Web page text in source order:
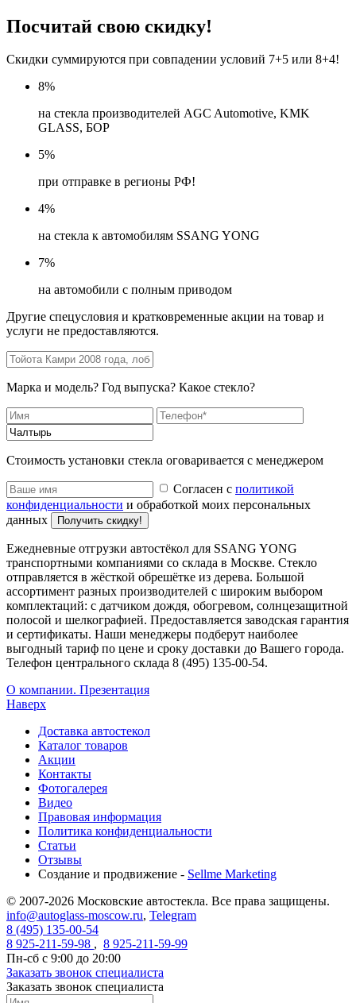
Посчитай свою скидку!
Скидки суммируются при совпадении условий 7+5 или 8+4!
8%
на стекла производителей AGC Automotive, KMK
GLASS, БОР
5%
при отправке в регионы РФ!
4%
на стекла к автомобилям SSANG YONG
7%
на автомобили с полным приводом
Другие спецусловия и кратковременные акции на товар и
услуги не предоставляются.
Марка и модель? Год выпуска? Какое стекло?
Стоимость установки стекла оговаривается с менеджером
Согласен с политикой
конфиденциальности и обработкой моих персональных
данных
Получить скидку!
Ежедневные отгрузки автостёкол для SSANG YONG
транспортными компаниями со склада в Москве. Стекло
отправляется в жёсткой обрешётке из дерева. Большой
ассортимент разных производителей с широким выбором
комплектаций: с датчиком дождя, обогревом, солнцезащитной
полосой и шелкографией. Предоставляется заводская гарантия
и сертификаты. Наши менеджеры подберут наиболее
выгодный тариф по цене и сроку доставки до Вашего города.
Телефон центрального склада 8 (495) 135-00-54.
О компании. Презентация
Наверх
Доставка автостекол
Каталог товаров
Акции
Контакты
Фотогалерея
Видео
Правовая информация
Политика конфиденциальности
Статьи
Отзывы
Создание и продвижение - Sellme Marketing
© 2007-2026 Московские автостекла. Все права защищены.
info@autoglass-moscow.ru, Telegram
8 (495) 135-00-54
8 925-211-59-98 , 8 925-211-59-99
Пн-сб с 9:00 до 20:00
Заказать звонок специалиста
Заказать звонок специалиста